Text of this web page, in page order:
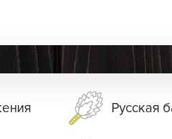
Русская